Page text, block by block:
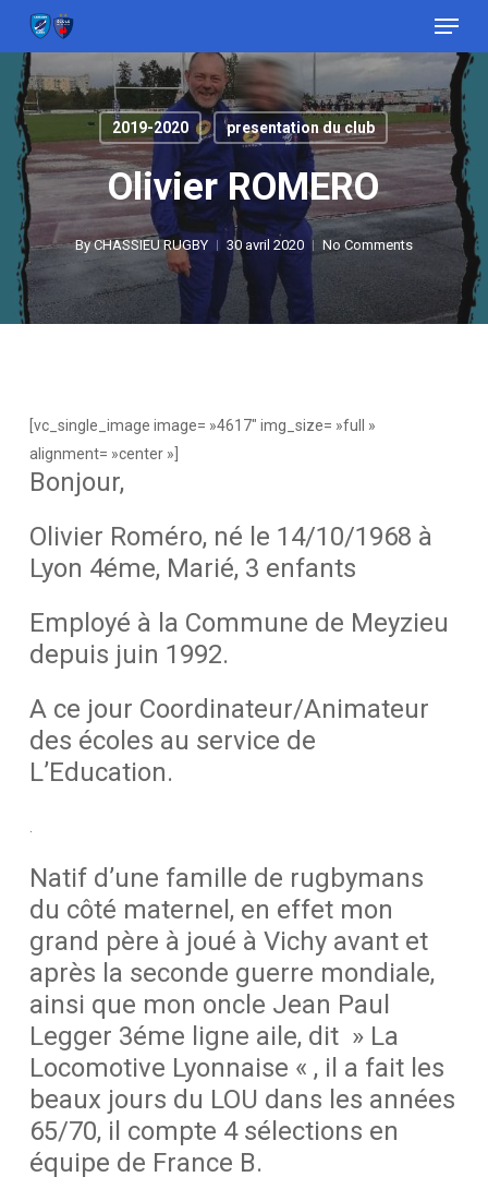
main
content
Menu
2019-2020 presentation du club
Olivier ROMERO
By CHASSIEU RUGBY 30 avril 2020 No Comments
[vc_single_image image= »4617″ img_size= »full »
alignment= »center »]
Bonjour,
Olivier Roméro, né le 14/10/1968 à
Lyon 4éme, Marié, 3 enfants
Employé à la Commune de Meyzieu
depuis juin 1992.
A ce jour Coordinateur/Animateur
des écoles au service de
L’Education.
Natif d’une famille de rugbymans
du côté maternel, en effet mon
grand père à joué à Vichy avant et
après la seconde guerre mondiale,
ainsi que mon oncle Jean Paul
Legger 3éme ligne aile, dit » La
Locomotive Lyonnaise « , il a fait les
beaux jours du LOU dans les années
65/70, il compte 4 sélections en
équipe de France B.
Close
Menu